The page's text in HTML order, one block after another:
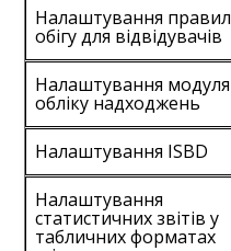
Налаштування правил
обігу для відвідувачів
Налаштування модуля
обліку надходжень
Налаштування ISBD
Налаштування
статистичних звітів у
табличних форматах